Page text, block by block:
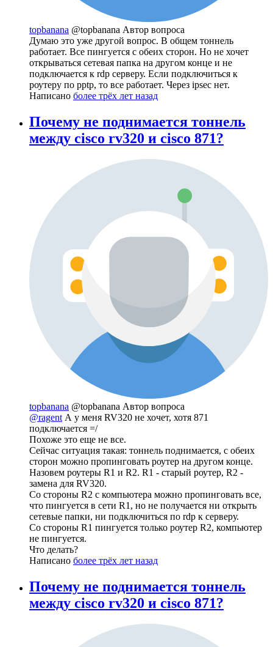
topbanana @topbanana Автор вопроса
Думаю это уже другой вопрос. В общем тоннель
работает. Все пингуется с обеих сторон. Но не хочет
открываться сетевая папка на другом конце и не
подключается к rdp серверу. Если подключиться к
роутеру по pptp, то все работает. Через ipsec нет.
Написано более трёх лет назад
Почему не поднимается тоннель
между cisco rv320 и cisco 871?
topbanana @topbanana Автор вопроса
@ragent А у меня RV320 не хочет, хотя 871
подключается =/
Похоже это еще не все.
Сейчас ситуация такая: тоннель поднимается, с обеих
сторон можно пропинговать роутер на другом конце.
Назовем роутеры R1 и R2. R1 - старый роутер, R2 -
замена для RV320.
Со стороны R2 c компьютера можно пропинговать все,
что пингуется в сети R1, но не получается ни открыть
сетевые папки, ни подключиться по rdp к серверу.
Со стороны R1 пингуется только роутер R2, компьютер
не пингуется.
Что делать?
Написано более трёх лет назад
Почему не поднимается тоннель
между cisco rv320 и cisco 871?